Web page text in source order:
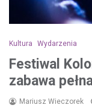
Kultura Wydarzenia
Festiwal
zabawa
Mariusz Wieczorek